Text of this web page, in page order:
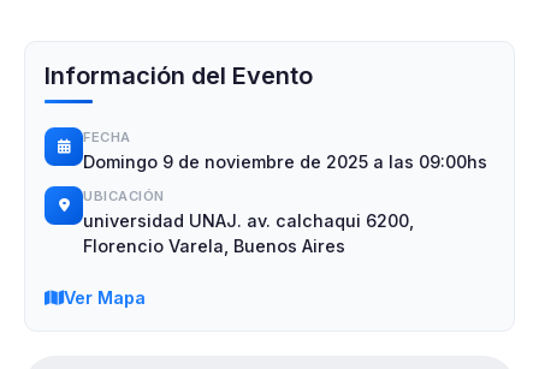
Información del Evento
FECHA
Domingo 9 de noviembre de 2025 a las 09:00hs
UBICACIÓN
universidad UNAJ. av. calchaqui 6200,
Florencio Varela, Buenos Aires
Ver Mapa